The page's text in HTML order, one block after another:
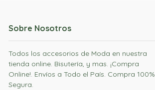
Sobre Nosotros
Todos los accesorios de Moda en nuestra
tienda online. Bisutería, y mas. ¡Compra
Online!. Envíos a Todo el País. Compra 100%
Segura.